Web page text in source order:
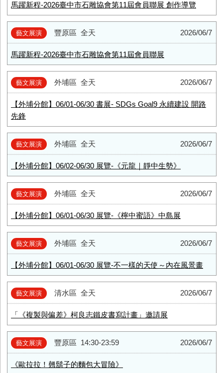
馬躍新程-2026臺中市石雕協會第11屆會員聯展 創作導覽
藝文展演 豐原區 2026/06/7
全天
馬躍新程-2026臺中市石雕協會第11屆會員聯展
藝文展演 外埔區 2026/06/7
全天
【外埔分館】06/01-06/30 書展- SDGs Goal9 永續建設 開路
先鋒
藝文展演 外埔區 2026/06/7
全天
【外埔分館】06/02-06/30 展覽-《元龍｜靜中生勢》
藝文展演 外埔區 2026/06/7
全天
【外埔分館】06/01-06/30 展覽-《檸中蜜語》中島展
藝文展演 外埔區 2026/06/7
全天
【外埔分館】06/01-06/30 展覽-不一樣的天使～內在風景畫
藝文展演 清水區 2026/06/7
全天
「《複製與偏差》柯良志鐵皮書寫計畫」邀請展
藝文展演 豐原區 2026/06/7
14:30-23:59
《歐拉拉！翹鬍子的麵包大冒險》